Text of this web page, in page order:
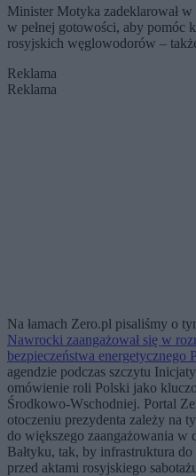
Minister Motyka zadeklarował
w pełnej gotowości, aby pomóc
rosyjskich węglowodorów –
Reklama
Reklama
Na łamach Zero.pl pisaliśmy o
Nawrocki zaangażował się w
bezpieczeństwa energetycznego
agendzie podczas szczytu
omówienie roli Polski jako
Środkowo-Wschodniej. Portal
otoczeniu prezydenta zależy na
do większego zaangażowania w
Bałtyku, tak, by infrastruktura do
przed aktami rosyjskiego